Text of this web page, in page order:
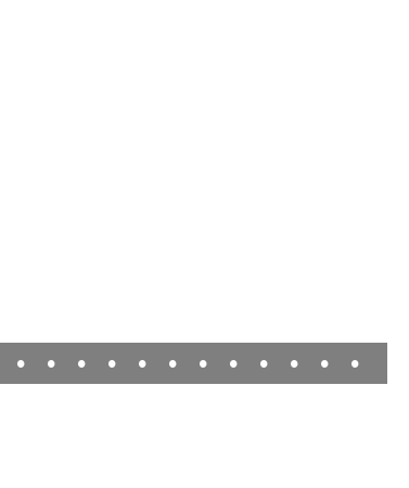
• • • • • • • • • • • •